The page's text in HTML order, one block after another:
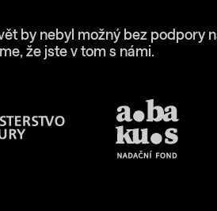
by nebyl možný bez podpory
že jste v tom s námi.